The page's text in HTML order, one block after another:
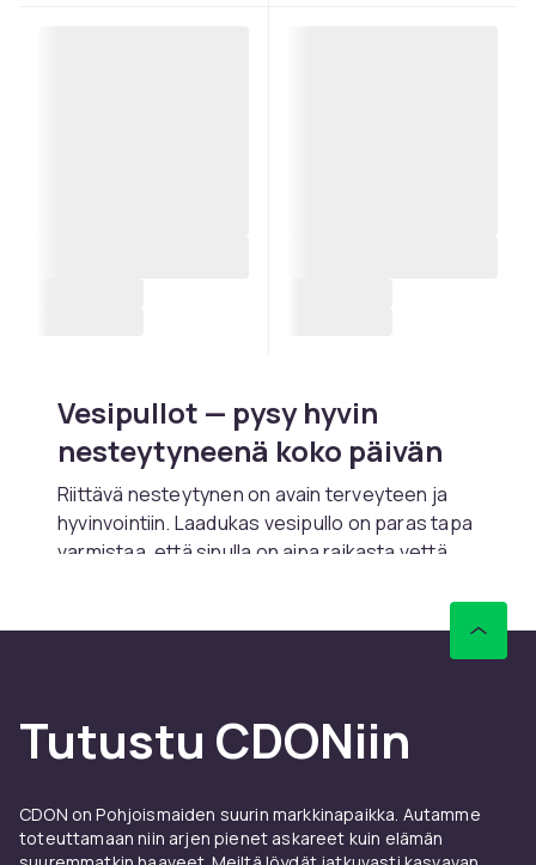
Vesipullot — pysy hyvin
nesteytyneenä koko päivän
Riittävä nesteytynen on avain terveyteen ja
hyvinvointiin. Laadukas vesipullo on paras tapa
varmistaa, että sinulla on aina raikasta vettä
vesipullot kaikkiin tarpeisiin: kevyet
Miksi valita
vesipullo?
Tutustu CDONiin
CDON on Pohjoismaiden suurin markkinapaikka. Autamme
toteuttamaan niin arjen pienet askareet kuin elämän